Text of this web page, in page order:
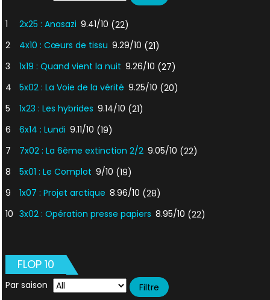
1 2x25 : Anasazi 9.41/10 (22)
2
4x10 : Cœurs de tissu 9.29/10 (21)
3
1x19 : Quand vient la nuit 9.26/10 (27)
4
5x02 : La Voie de la vérité 9.25/10 (20)
5
1x23 : Les hybrides 9.14/10 (21)
6
6x14 : Lundi 9.11/10 (19)
7
7x02 : La 6ème extinction 2/2 9.05/10 (22)
8
5x01 : Le Complot 9/10 (19)
9
1x07 : Projet arctique 8.96/10 (28)
10 3x02 : Opération presse papiers 8.95/10 (22)
FLOP 10
Par saison